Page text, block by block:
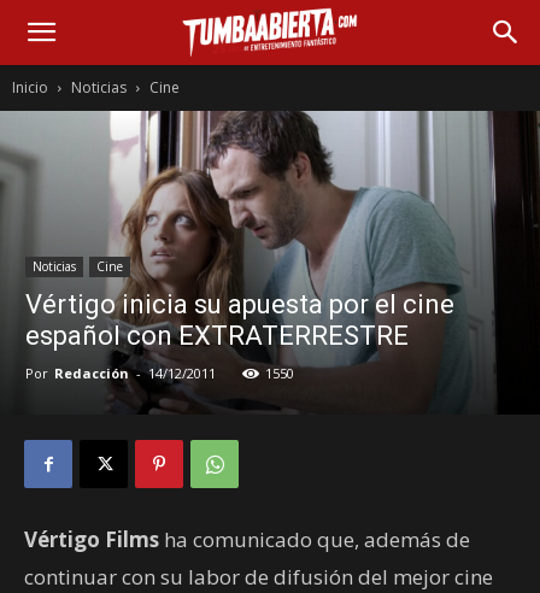
Inicio Noticias Cine
Noticias Cine
Vértigo inicia su apuesta por el cine
español con EXTRATERRESTRE
Por Redacción - 14/12/2011 1550
Vértigo Films ha comunicado que, además de
continuar con su labor de difusión del mejor cine